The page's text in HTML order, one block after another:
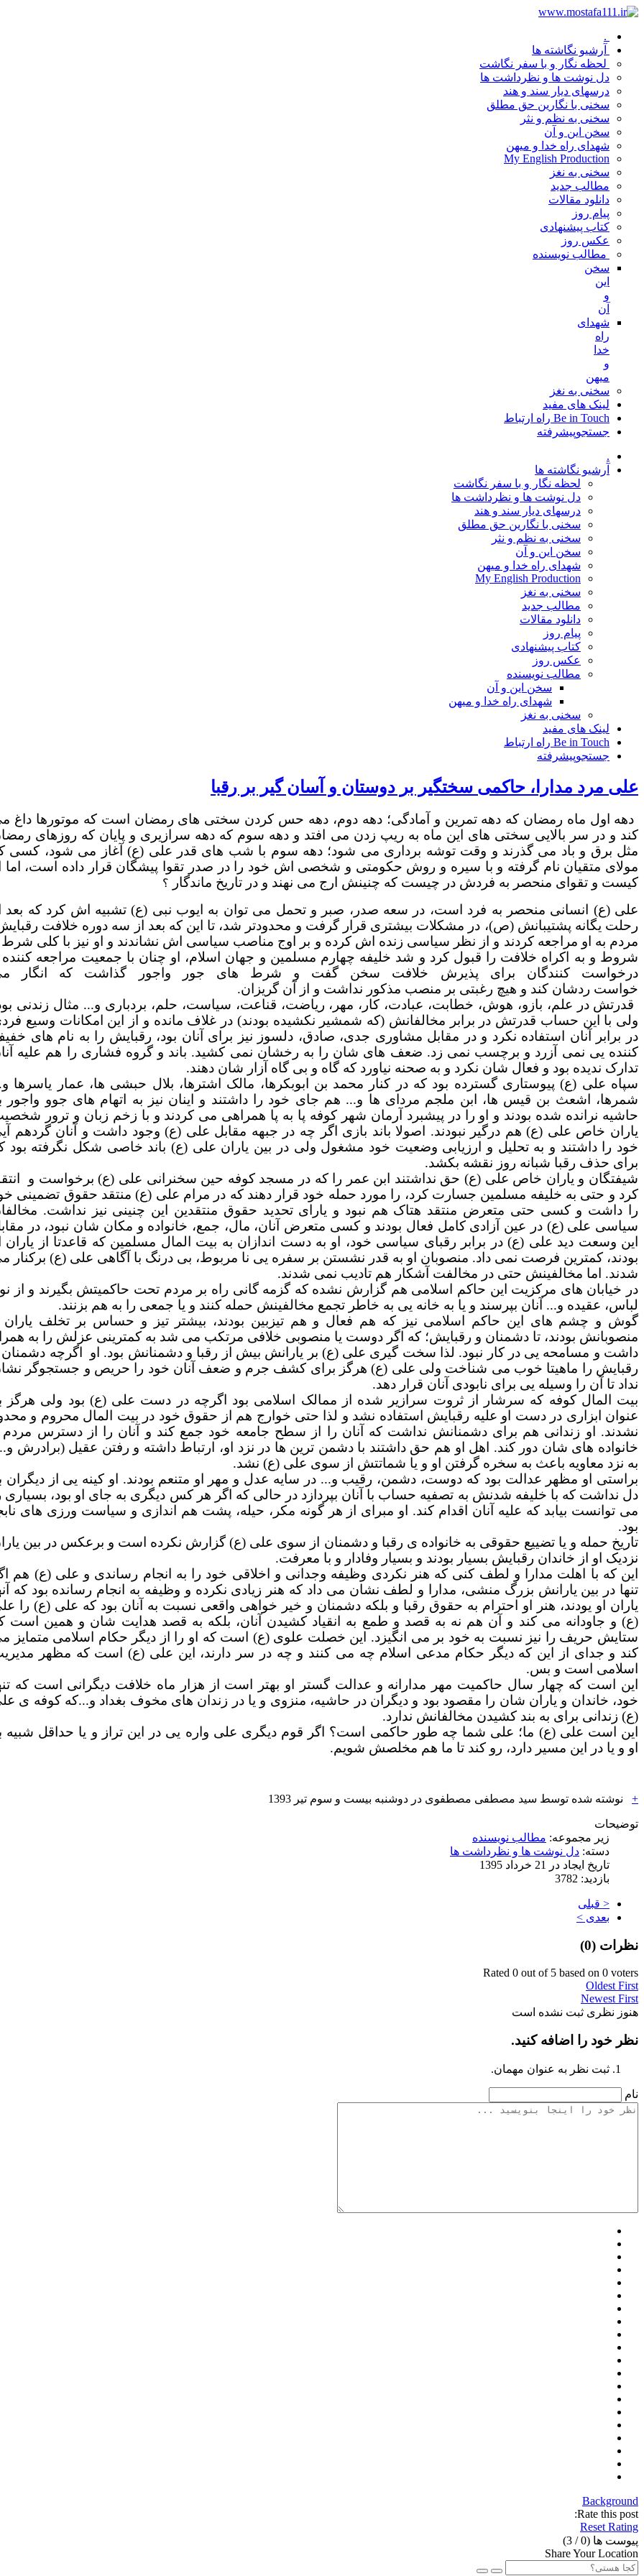
.
آرشیو نگاشته ها
لحظه نگار و با سفر نگاشت
دل نوشت ها و نظرداشت ها
درسهای دیار سند و هند
سخنی با نگارین حق مطلق
سخنی به نظم و نثر
سخن این و آن
شهدای راه خدا و میهن
My English Production
سخنی به نغز
مطالب جدید
دانلود مقالات
پیام روز
کتاب پیشنهادی
عکس روز
مطالب نویسنده
سخن
این
و
آن
شهدای
راه
خدا
و
میهن
سخنی به نغز
لینک های مفید
Be in Touch راه ارتباط
جستجوپیشرفته
.
آرشیو نگاشته ها
لحظه نگار و با سفر نگاشت
دل نوشت ها و نظرداشت ها
درسهای دیار سند و هند
سخنی با نگارین حق مطلق
سخنی به نظم و نثر
سخن این و آن
شهدای راه خدا و میهن
My English Production
سخنی به نغز
مطالب جدید
دانلود مقالات
پیام روز
کتاب پیشنهادی
عکس روز
مطالب نویسنده
سخن این و آن
شهدای راه خدا و میهن
سخنی به نغز
لینک های مفید
Be in Touch راه ارتباط
جستجوپیشرفته
علی مرد مدارا، حاکمی سختگیر بر دوستان و آسان گیر بر رقبا
دهه اول ماه رمضان که دهه تمرین و آمادگی؛ دهه دوم، دهه حس کردن سختی های رمضان است که موتورها داغ
کند و در سر بالایی سختی های این ماه به ریپ زدن می افتد و دهه سوم که دهه سرازیری و پایان که روزهای
مثل برق و باد می گذرند و وقت توشه برداری می شود؛ دهه سوم با شب های قدر علی (ع) آغاز می شود، کسی
مولای متقیان نام گرفته و با سیره و روش حکومتی و شخصی اش خود را در صدر تقوا پیشگان قرار داده است، اما
کیست و تقوای منحصر به فردش در چیست که چنینش ارج می نهند و در تاریخ ماندگار ؟
علی (ع) انسانی منحصر به فرد است، در سعه صدر، صبر و تحمل می توان به ایوب نبی (ع) تشبیه اش کرد که بعد
رحلت یگانه پشتیبانش (ص)، در مشکلات بیشتری قرار گرفت و محدودتر شد، تا این که بعد از سه دوره خلافت
مردم به او مراجعه کردند و از نظر سیاسی زنده اش کرده و بر اوج مناصب سیاسی اش نشاندند و او نیز با کلی
شروط و به اکراه خلافت را قبول کرد و شد خلیفه چهارم مسلمین و جهان اسلام، او چنان با جمعیت مراجعه کننده
درخواست کنندگان برای پذیرش خلافت سخن گفت و شرط های جور واجور گذاشت که انگار
خواست ردشان کند و هیچ رغبتی بر منصب مذکور نداشت و از آن گریزان.
قدرتش در علم، بازو، هوش، خطابت، عبادت، کار، مهر، ریاضت، قناعت، سیاست، حلم، بردباری و... مثال زندنی
ولی با این حساب قدرتش در برابر مخالفانش (که شمشیر نکشیده بودند) در غلاف مانده و از این امکانات وسیع
در برابر آنان استفاده نکرد و در مقابل مشاوری جدی، صادق، دلسوز نیز برای آنان بود، رقبایش را به نام های
کننده یی نمی آزرد و برچسب نمی زد. ضعف های شان را به رخشان نمی کشید. باند و گروه فشاری را هم علیه
تدارک ندیده بود و فعال شان نکرد و به صحنه نیاورد که گاه و بی گاه آزار شان دهند.
سپاه علی (ع) پیوستاری گسترده بود که در کنار محمد بن ابوبکرها، مالک اشترها، بلال حبشی ها، عمار یاسرها
شمرها، اشعث بن قیس ها، ابن ملجم مردای ها و... هم جای خود را داشتند و اینان نیز به اتهام های جوو واجور
حاشیه نرانده شده بودند و او را در
پیشبرد آرمان شهر کوفه پا به پا همراهی می کردند و با زخم زبان و ترور
یاران خاص علی (ع) هم درگیر نبودند. اصولا باند بازی اگر چه در جبهه مقابل علی (ع) وجود داشت و آنان گردهم
خود را داشتند و به تحلیل و ارزیابی وضعیت خود مشغول ولی در بین یاران علی (ع) باند خاصی شکل نگرفته بود
برای حذف رقبا شبانه روز نقشه بکشد.
شیفتگان و یاران خاص علی (ع) حق نداشتند ابن عمر را که در مسجد کوفه حین سخنرانی علی (ع) برخواست و
کرد و حتی به خلیفه مسلمین جسارت کرد، را مورد حمله خود قرار دهند که در مرام علی (ع) منتقد حقوق تضمینی
را داشت و کسی حتی متعرض منتقد هتاک هم نبود و یارای تحدید حقوق منتقدین این چنینی نیز نداشت.
سیاسی علی (ع) در عین آزادی کامل فعال بودند و کسی متعرض آنان، مال، جمع، خانواده و مکان شان نبود، در
این وسعت دید علی (ع) در
برابر رقبای سیاسی خود، او به دست اندازان به بیت المال مسلمین که قاعدتا از یاران
بودند، کمترین فرصت نمی داد. منصوبان او به قدر نشستن بر سفره یی نا مربوط، بی درنگ با آگاهی علی (ع) برکنار
شدند. اما مخالفینش حتی در مخالفت آشکار هم تادیب نمی شدند.
در خیابان های مرکزیت این حاکم اسلامی هم گزارش نشده که گزمه گانی راه بر مردم تحت حاکمیتش بگیرند و از
لباس، عقیده و... آنان بپرسند و یا به خانه یی به خاطر تجمع مخالفینش حمله کنند و یا جمعی را به هم بزنند.
گوش و چشم های این حاکم اسلامی نیز که هم فعال و هم تیزبین بودند، بیشتر تیز و حساس بر تخلف یاران
منصوبانش بودند، تا دشمنان و رقبایش؛ که اگر دوست یا منصوبی خلافی مرتکب می شد به کمترینی عزلش را به
داشت و مسامحه یی در کار نبود. لذا سخت گیری علی (ع) بر یارانش بیش از رقبا و دشمنانش بود. او اگرچه
رقبایش را ماهیتا خوب می شناخت ولی علی (ع) هرگز برای کشف جرم و ضعف آنان خود را حریص و جستجوگر
نداد تا آن را وسیله یی برای نابودی آنان قرار دهد.
بیت المال کوفه که سرشار از ثروت سرازیر شده از ممالک اسلامی بود اگرچه در دست علی (ع) بود ولی هرگز
عنوان ابزاری در دست او علیه رقبایش استفاده نشد و لذا حتی خوارج هم از حقوق خود در بیت المال محروم و
نشدند. او زندانی هم برای دشمنانش نداشت که آنان را از سطح جامعه خود جمع کند و آنان را از دسترس مردم
خانواده های شان دور کند. اهل او هم حق داشتند با دشمن ترین ها در نزد او، ارتباط داشته و رفتن عقیل (برادرش
به نزد معاویه باعث به سخره گرفتن او و یا شماتتش از سوی علی (ع) نشد.
براستی او مظهر عدالت بود که دوست، دشمن، رقیب و... در سایه عدل و مهر او متنعم بودند. او کینه یی از دیگران
دل نداشت که با خلیفه شدنش به تصفیه حساب با آنان بپردازد در حالی که اگر هر کس دیگری به جای او بود، بسیاری
می توانست بیابد که علیه آنان اقدام کند. او مبرای از هر گونه مکر، حیله، پشت هم اندازی و سیاست ورزی های
بود.
تاریخ حمله و یا تضییع حقوقی به خانواده ی رقبا و دشمنان از سوی علی (ع) گزارش نکرده است و برعکس در بین
نزدیک او از خاندان رقبایش بسیار بودند و بسیار وفادار و با معرفت.
این که با اهلت مدارا و لطف کنی که هنر نکردی وظیفه وجدانی و اخلاقی خود را به انجام رساندی و علی (ع) هم
تنها در بین یارانش بزرگ منشی، مدارا و لطف نشان می داد که هنر زیادی نکرده و وظیفه به انجام رسانده بود که
یاران او یودند، هنر او احترام به حقوق رقبا و بلکه دشمنان و خیر خواهی واقعی نسبت به آنان بود که علی (ع) را
(ع) و جاودانه می کند و آن هم نه به قصد و طمع به انقیاد کشیدن آنان، بلکه به قصد هدایت شان و همین است
ستایش حریف را نیز نسبت به خود بر می انگیزد. این خصلت علوی (ع) است که او را از دیگر حکام اسلامی متمایز
کند و جدای از این که دیگر حکام مدعی اسلام چه می کنند و چه در سر دارند، این علی (ع) است که مظهر
اسلامی است و بس.
این است که چهار سال حاکمیت مهر مدارانه و عدالت گستر او بهتر است از هزار ماه خلافت دیگرانی است که
خود، خاندان و یاران شان را مقصود بود و دیگران در حاشیه، منزوی و یا در زندان های مخوف بغداد و...که کوفه ی
(ع) زندانی برای به بند کشیدن مخالفانش ندارد.
این است علی (ع) ما؛ علی شما چه طور حاکمی است؟ اگر قوم دیگری علی واره یی در این تراز و یا حداقل شبیه
او و یا در این مسیر دارد، رو کند تا ما هم مخلصش شویم.
+ نوشته شده توسط سید مصطفی مصطفوی در دوشنبه بیست و سوم تیر 1393
توضیحات
زیر مجموعه: مطالب نویسنده
دسته: دل نوشت ها و نظرداشت ها
تاریخ ایجاد در 21 خرداد 1395
بازدید: 3782
< قبلی
بعدی >
نظرات (0
)
Rated 0 out of 5 based on 0 voters
Oldest First
Newest First
هنوز نظری ثبت نشده است
نظر خود را اضافه کنید.
ثبت نظر به عنوان مهمان.
نام
Background
Rate this post:
Reset Rating
پیوست ها (0
/ 3)
Share Your Location